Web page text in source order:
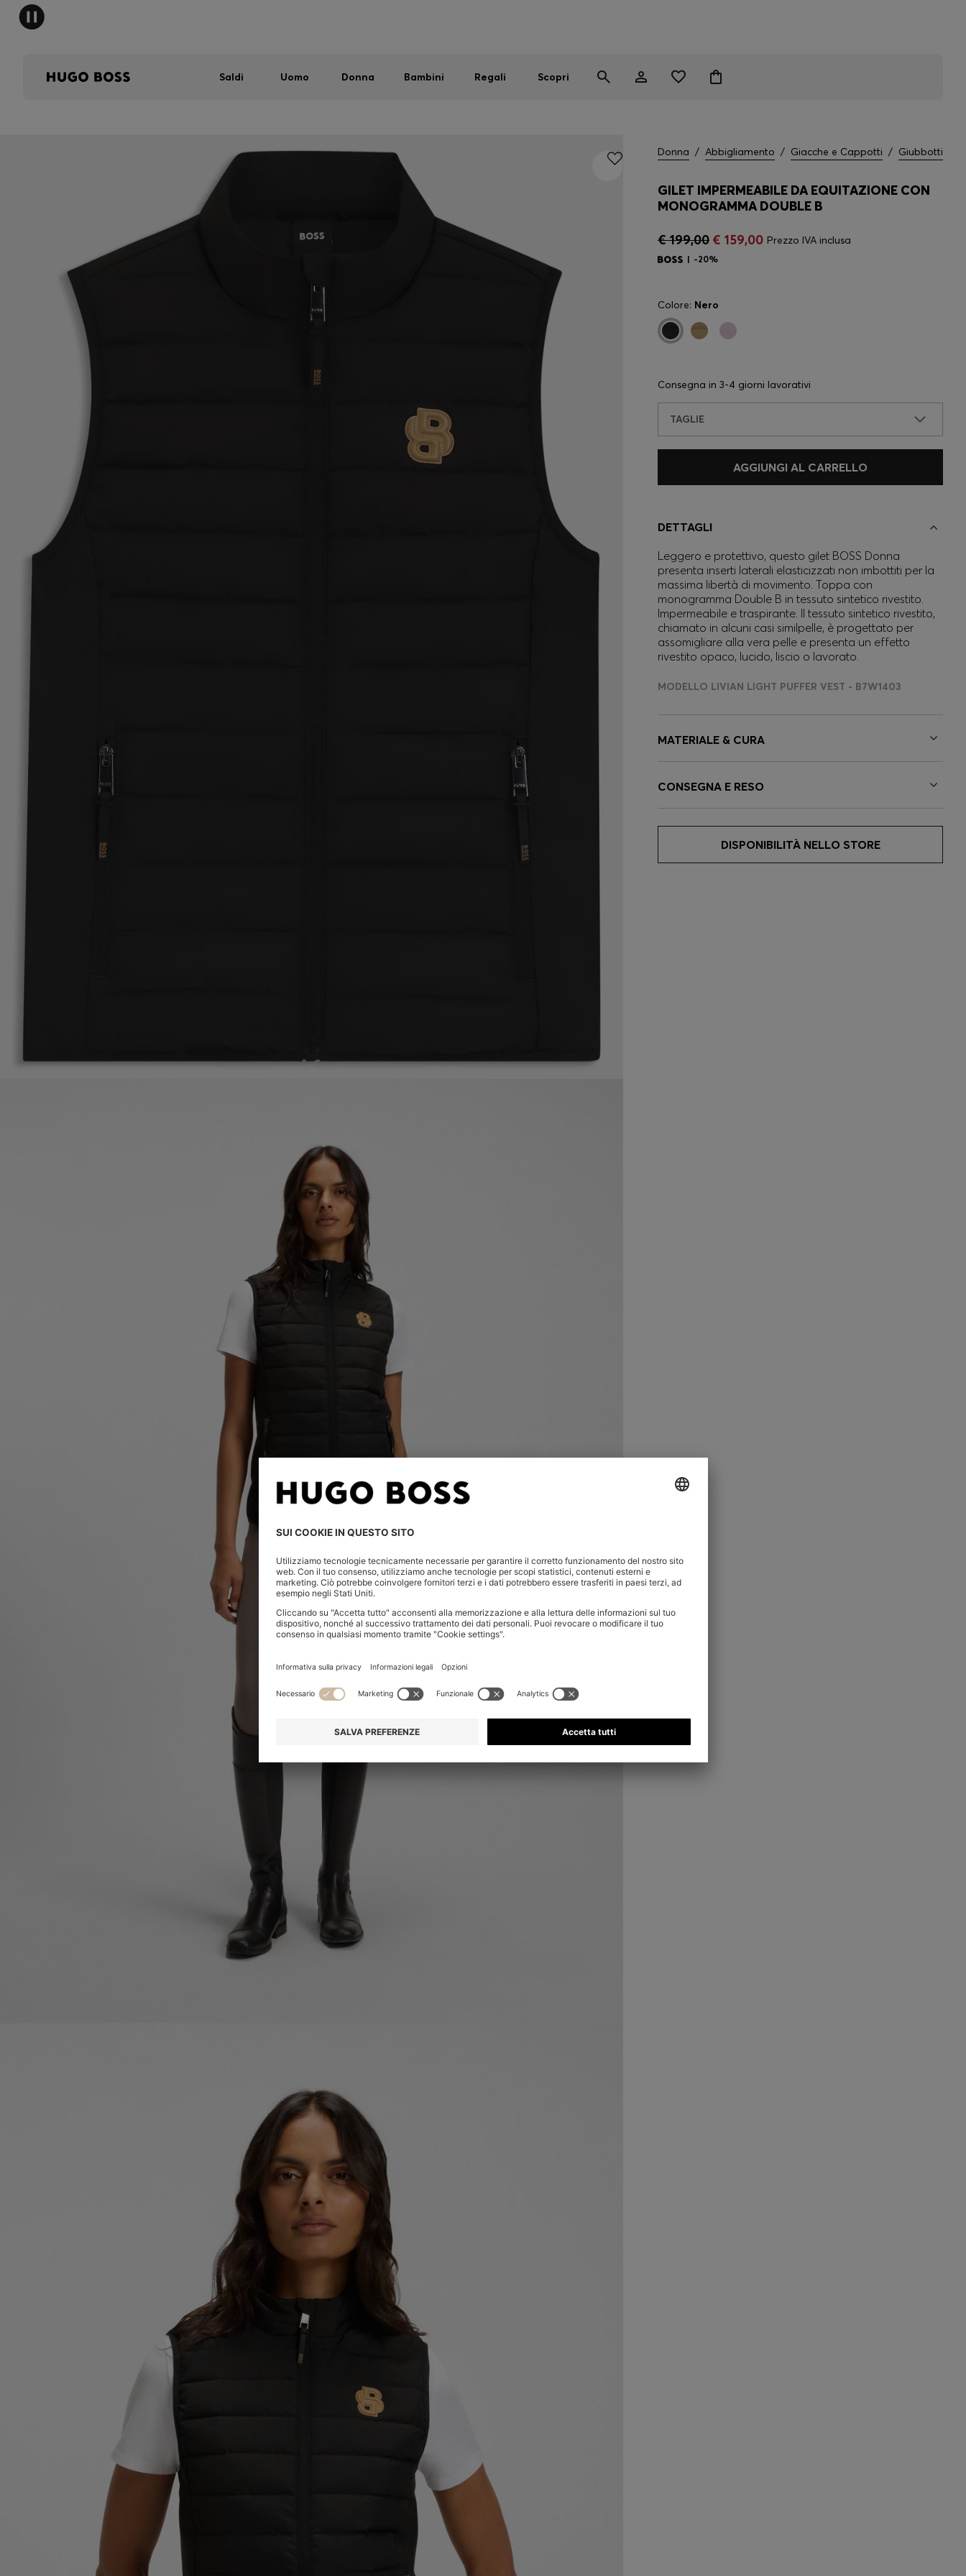
Saldi Uomo Donna Bambini Regali Scopri
Donna / Abbigliamento / Giacche e Cappotti / Giubbotti
GILET IMPERMEABILE DA EQUITAZIONE CON
MONOGRAMMA DOUBLE B
€ 199,00 € 159,00 Prezzo IVA inclusa
-20%
Colore: Nero
Consegna in 3-4 giorni lavorativi
TAGLIE
AGGIUNGI AL CARRELLO
DETTAGLI
Leggero e protettivo, questo gilet BOSS Donna
presenta inserti laterali elasticizzati non imbottiti per la
massima libertà di movimento. Toppa con
monogramma Double B in tessuto sintetico rivestito.
Impermeabile e traspirante. Il tessuto sintetico rivestito,
chiamato in alcuni casi similpelle, è progettato per
assomigliare alla vera pelle e presenta un effetto
rivestito opaco, lucido, liscio o lavorato.
MODELLO LIVIAN LIGHT PUFFER VEST - B7W1403
MATERIALE & CURA
CONSEGNA E RESO
DISPONIBILITÀ NELLO STORE